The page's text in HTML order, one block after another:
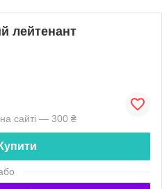
лейтенант
сайті — 300 ₴
Купити